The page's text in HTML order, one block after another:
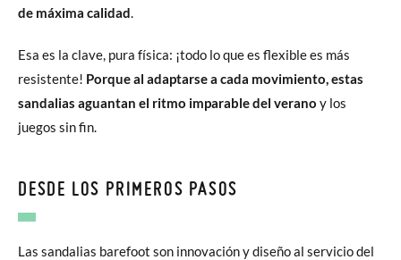
de máxima calidad.
Esa es la clave, pura física: ¡todo lo que es flexible es más
resistente! Porque al adaptarse a cada movimiento, estas
sandalias aguantan el ritmo imparable del verano y los
juegos sin fin.
DESDE LOS PRIMEROS PASOS
Las sandalias barefoot son innovación y diseño al servicio del